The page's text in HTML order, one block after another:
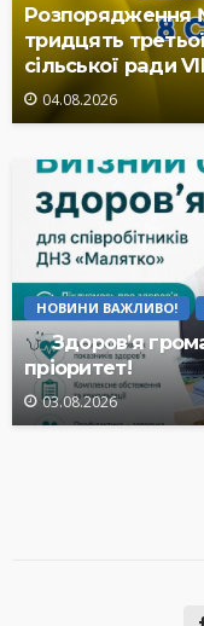
Розпорядження
тридцять
сільської ради
04.08.2026
НОВИНИ ВАЖЛИВО!
Здоров’я
пріоритет!
03.08.2026